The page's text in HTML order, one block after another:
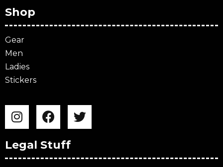
Shop
Gear
Men
Ladies
Stickers
Legal Stuff